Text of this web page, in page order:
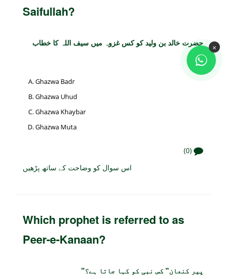
Saifullah?
حضرت خالد بن ولید کو کس غزوہ میں سیف اللہ کا خطاب
ملا؟
Ghazwa Badr
Ghazwa Uhud
Ghazwa Khaybar
Ghazwa Muta
(0)
اس سوال کو وضاحت کے ساتھ پڑھیں
Which prophet is referred to as
Peer-e-Kanaan?
"پیر کنعان" کس نبی کو کہا جاتا ہے؟
×